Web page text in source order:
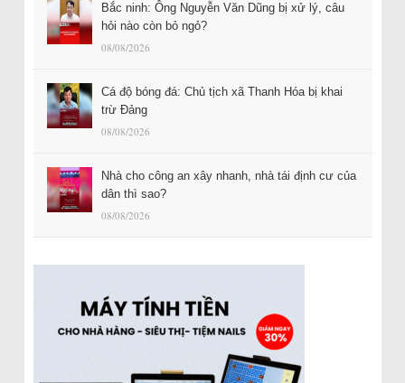
Bắc ninh: Ông Nguyễn Văn Dũng bị xử lý, câu
hỏi nào còn bỏ ngỏ?
08/08/2026
Cá độ bóng đá: Chủ tịch xã Thanh Hóa bị khai
trừ Đảng
08/08/2026
Nhà cho công an xây nhanh, nhà tái định cư của
dân thì sao?
08/08/2026